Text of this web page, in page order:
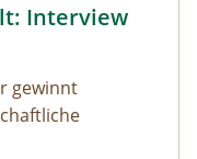
Vielfalt: Interview mit
Interview
gewinnt